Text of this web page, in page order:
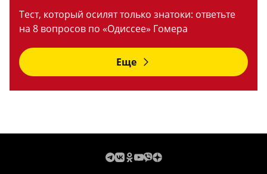
Тест, который осилят только знатоки: ответьте
на 8 вопросов по «Одиссее» Гомера
Еще